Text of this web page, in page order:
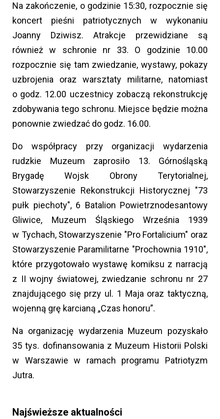
Na zakończenie, o godzinie 15:30, rozpocznie się
koncert pieśni patriotycznych w wykonaniu
Joanny Dziwisz. Atrakcje przewidziane są
również w schronie nr 33. O godzinie 10.00
rozpocznie się tam zwiedzanie, wystawy, pokazy
uzbrojenia oraz warsztaty militarne, natomiast
o godz. 12.00 uczestnicy zobaczą rekonstrukcję
zdobywania tego schronu. Miejsce będzie można
ponownie zwiedzać do godz. 16.00.
Do współpracy przy organizacji wydarzenia
rudzkie Muzeum zaprosiło 13. Górnośląską
Brygadę Wojsk Obrony Terytorialnej,
Stowarzyszenie Rekonstrukcji Historycznej "73
pułk piechoty", 6 Batalion Powietrznodesantowy
Gliwice, Muzeum Śląskiego Września 1939
w Tychach, Stowarzyszenie "Pro Fortalicium" oraz
Stowarzyszenie Paramilitarne "Prochownia 1910",
które przygotowało wystawę komiksu z narracją
z II wojny światowej, zwiedzanie schronu nr 27
znajdującego się przy ul. 1 Maja oraz taktyczną,
wojenną grę karcianą „Czas honoru”.
Na organizację wydarzenia Muzeum pozyskało
35 tys. dofinansowania z Muzeum Historii Polski
w Warszawie w ramach programu Patriotyzm
Jutra.
Najświeższe aktualności